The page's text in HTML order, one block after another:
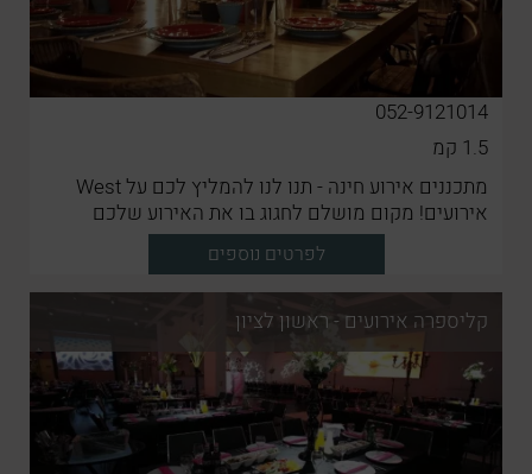
052-9121014
1.5 קמ
מתכננים אירוע חינה - תנו לנו להמליץ לכם על West
אירועים! מקום מושלם לחגוג בו את האירוע שלכם
באווירה מדהימה עם תפריט שף עשיר לחווית אירוע
לפרטים נוספים
קליספרה אירועים - ראשון לציון